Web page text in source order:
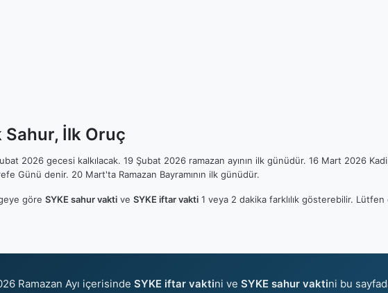
Sahur, İlk Oruç
2026 gecesi kalkılacak. 19 Şubat 2026 ramazan ayının ilk günüdür. 16 Mart 2026
Günü denir. 20 Mart'ta Ramazan Bayramının ilk günüdür.
göre SYKE sahur vakti ve SYKE iftar vakti 1 veya 2 dakika farklılık gösterebilir.
Ramazan Ayı içerisinde SYKE iftar vaktini ve SYKE sahur vaktini bu